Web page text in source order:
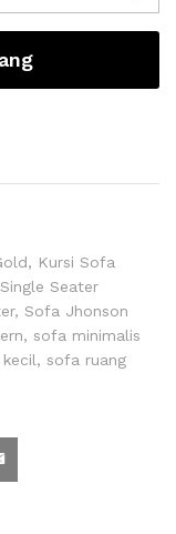
, Kursi Sofa
Seater
, Sofa Jhonson
, sofa minimalis
, sofa ruang